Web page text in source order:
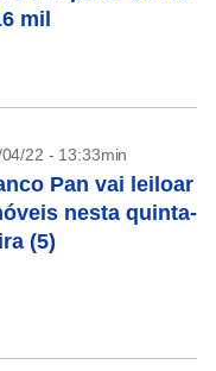
mil
22 - 13:33min
Pan vai leiloar
nesta quinta-
(5)